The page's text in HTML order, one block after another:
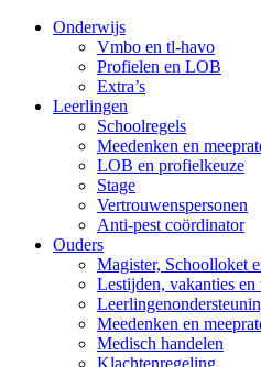
Onderwijs
Vmbo en tl-havo
Profielen en LOB
Extra’s
Leerlingen
Schoolregels
Meedenken en
LOB en profielkeuze
Stage
Vertrouwenspersonen
Anti-pest coördinator
Ouders
Magister, Schoolloket
Lestijden, vakanties
Meedenken en
Medisch handelen
Klachtenregeling